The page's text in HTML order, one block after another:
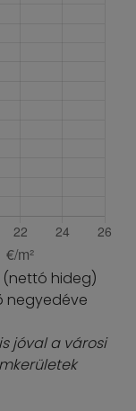
(nettó hideg)
negyedéve
jóval a városi